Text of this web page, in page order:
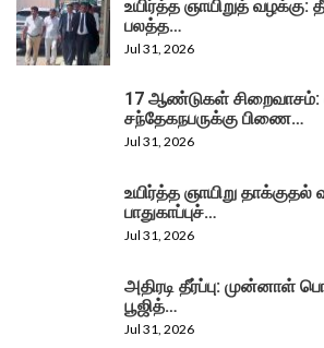
உயிர்த்த ஞாயிறுத் வழக்கு:
பலத்த…
Jul 31, 2026
17 ஆண்டுகள் சிறைவாசம்:
சந்தேகநபருக்கு பிணை…
Jul 31, 2026
உயிர்த்த ஞாயிறு
பாதுகாப்புச்…
Jul 31, 2026
அதிரடி தீர்ப்பு: முன்னாள்
பூஜித்…
Jul 31, 2026